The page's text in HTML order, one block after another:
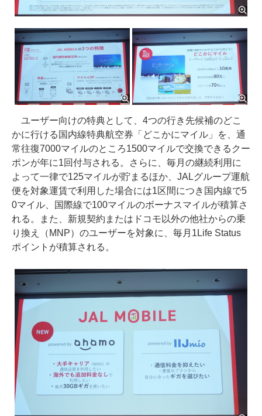
ユーザー向けの特典として、4つの行き先候補のどこ
かに行ける国内線特典航空券「どこかにマイル」を、通
常往復7000マイルのところ1500マイルで交換できるクー
ポンが年に1回付与される。さらに、毎月の継続利用に
よって一律で125マイルが貯まるほか、JALグループ運航
便を対象運賃で利用した場合には1区間につき国内線で5
0マイル、国際線で100マイルのボーナスマイルが積算さ
れる。また、新規契約またはドコモ以外の他社からの乗
り換え（MNP）のユーザーを対象に、毎月1Life Status
ポイントが積算される。